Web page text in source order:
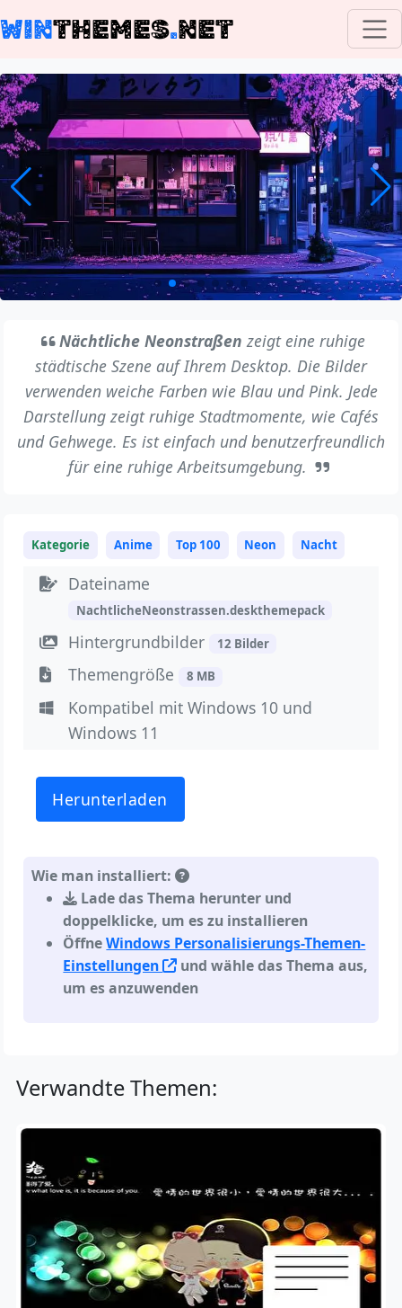
WINTHEMES.NET
Nächtliche Neonstraßen zeigt eine ruhige
städtische Szene auf Ihrem Desktop. Die Bilder
verwenden weiche Farben wie Blau und Pink. Jede
Darstellung zeigt ruhige Stadtmomente, wie Cafés
und Gehwege. Es ist einfach und benutzerfreundlich
für eine ruhige Arbeitsumgebung.
Kategorie Anime Top 100 Neon Nacht
Dateiname
NachtlicheNeonstrassen.deskthemepack
Hintergrundbilder 12 Bilder
Themengröße 8 MB
Kompatibel mit Windows 10 und
Windows 11
Herunterladen
Wie man installiert:
Lade das Thema herunter und
doppelklicke, um es zu installieren
ÖffneWindows Personalisierungs-Themen-
Einstellungen
und wähle das Thema aus,
um es anzuwenden
Verwandte Themen: